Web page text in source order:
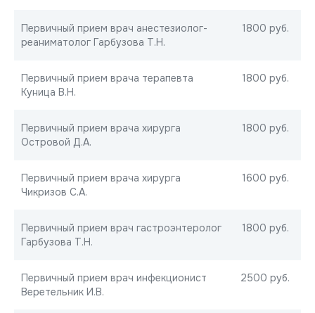
Первичный прием врач анестезиолог-
реаниматолог Гарбузова Т.Н.
1800 руб.
Первичный прием врача терапевта
Куница В.Н.
1800 руб.
Первичный прием врача хирурга
Островой Д.А.
1800 руб.
Первичный прием врача хирурга
Чикризов С.А.
1600 руб.
Первичный прием врач гастроэнтеролог
Гарбузова Т.Н.
1800 руб.
Первичный прием врач инфекционист
Веретельник И.В.
2500 руб.